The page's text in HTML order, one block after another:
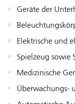
Geräte der
Elektrische und
Spielzeug sowie
Medizinische
Überwachungs-